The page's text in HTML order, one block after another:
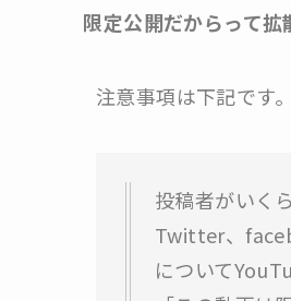
限定公開だからって
注意事項は下記です
投稿者がいく
Twitter、
について